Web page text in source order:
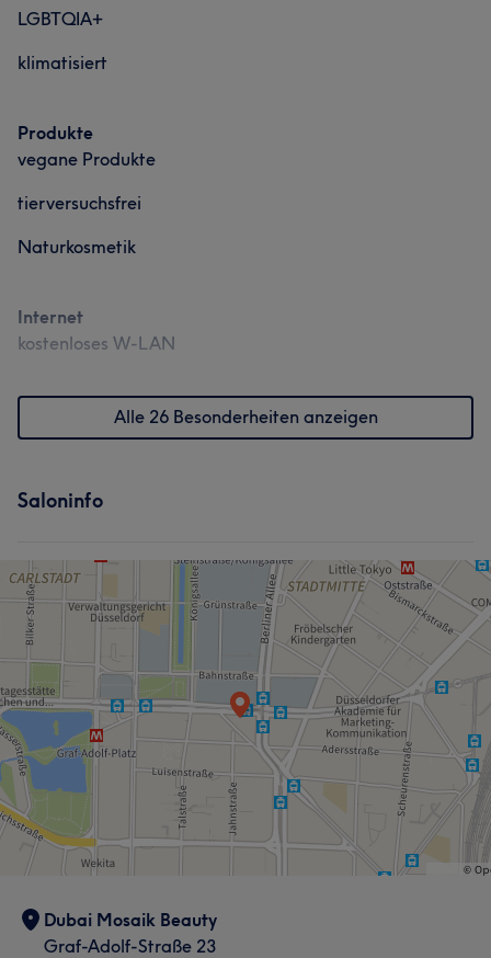
LGBTQIA+
klimatisiert
Produkte
vegane Produkte
tierversuchsfrei
Naturkosmetik
Internet
kostenloses W-LAN
Alle 26 Besonderheiten anzeigen
Saloninfo
Dubai Mosaik Beauty
Graf-Adolf-Straße 23